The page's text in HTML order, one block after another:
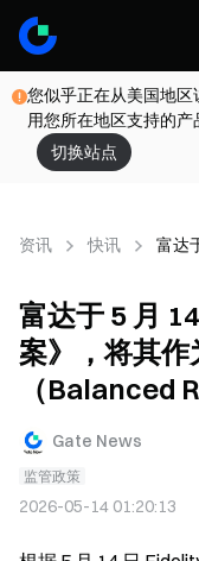
您似乎正在从美国地
用您所在地区支持的产
切换站点
资讯 快讯 富达
富达于 5 月
案》，将其作
（Balanced
Gate News
监管政策
2026-05-14 01:20:13